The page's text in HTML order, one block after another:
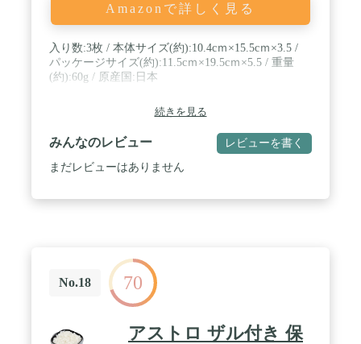
Amazonで詳しく見る
入り数:3枚 / 本体サイズ(約):10.4cｍ×15.5cｍ×3.5 /
パッケージサイズ(約):11.5cｍ×19.5cｍ×5.5 / 重量
(約):60g / 原産国:日本
続きを見る
みんなのレビュー レビューを書く
まだレビューはありません
No.18 70
アストロ ザル付き 保